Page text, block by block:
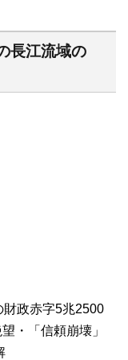
長江流域の
政赤字5兆2500
・「信頼崩壊」